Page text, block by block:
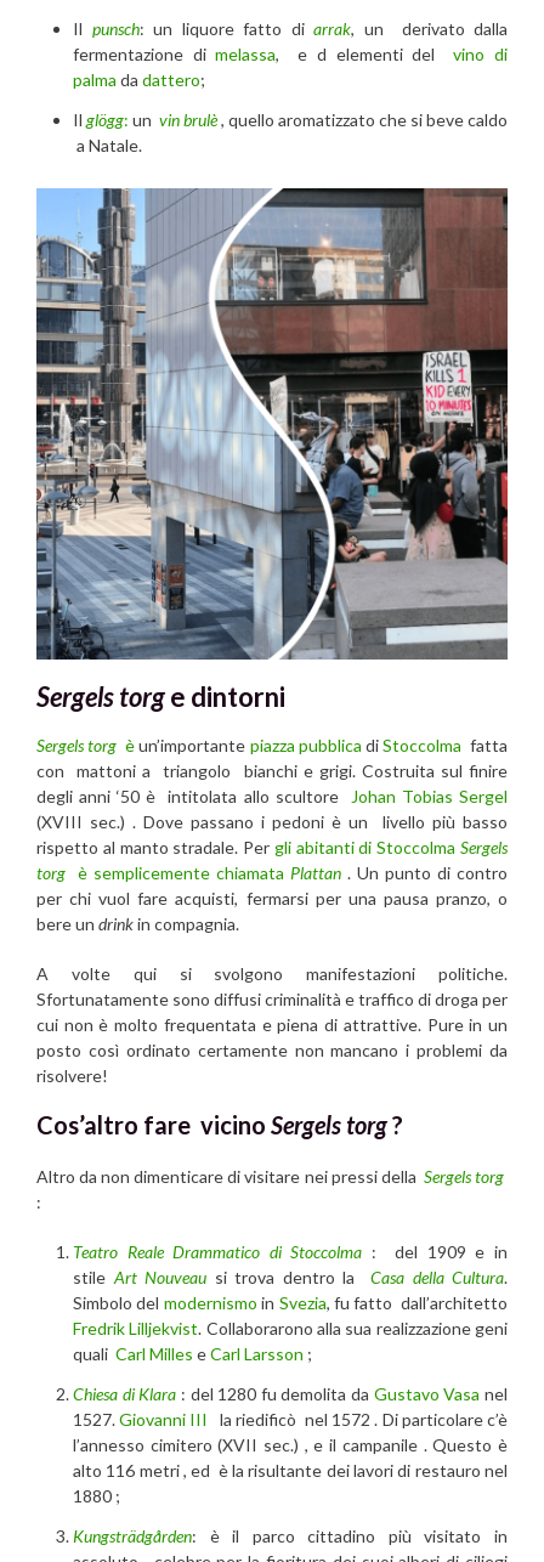
Il punsch: un liquore fatto di arrak, un derivato dalla
fermentazione dimelassa, e d elementi delvino di
palma da dattero;
Il glögg: un vin brulè, quello aromatizzato che si beve caldo
a Natale.
Sergels torge dintorni
Sergels torg èun’importante piazza pubblica diStoccolma fatta
con mattoni a triangolo bianchi e grigi. Costruita sul finire
degli anni ‘50 è intitolata allo scultore
Johan Tobias Sergel
(XVIII sec.) . Dove passano i pedoni è un livello più basso
rispetto al manto stradale. Per gli abitanti di StoccolmaSergels
torg è semplicemente chiamata Plattan . Un punto di contro
per chi vuol fare acquisti, fermarsi per una pausa pranzo, o
bere un drinkin compagnia.
A volte qui si svolgono manifestazioni politiche.
Sfortunatamente sono diffusi criminalità e traffico di droga per
cui non è molto frequentata e piena di attrattive. Pure in un
posto così ordinato certamente non mancano i problemi da
risolvere!
Cos’altro fare vicino Sergels torg?
Altro da non dimenticare di visitare nei pressi della Sergels torg
:
Teatro Reale Drammatico di Stoccolma : del 1909 e in
stile Art Nouveau si trova dentro la Casa della Cultura.
Simbolo del modernismo in Svezia, fu fatto dall’architetto
Fredrik Lilljekvist. Collaborarono alla sua realizzazione geni
quali Carl Milles eCarl Larsson ;
Chiesa di Klara : del 1280 fu demolita da Gustavo Vasa nel
1527.Giovanni III
la riedificò nel 1572 . Di particolare c’è
l’annesso cimitero (XVII sec.) , e il campanile . Questo è
alto 116 metri , ed è la risultante dei lavori di restauro nel
1880 ;
Kungsträdgården: è il parco cittadino più visitato in